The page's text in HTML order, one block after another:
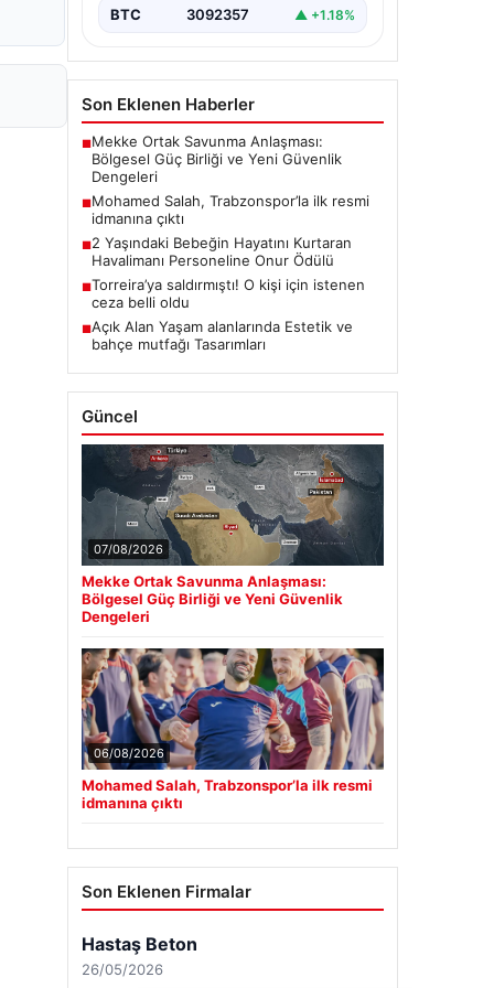
BTC 3092357 ▲ +1.18%
Son Eklenen Haberler
■Mekke Ortak Savunma Anlaşması:
Bölgesel Güç Birliği ve Yeni Güvenlik
Dengeleri
■Mohamed Salah, Trabzonspor’la ilk resmi
idmanına çıktı
■2 Yaşındaki Bebeğin Hayatını Kurtaran
Havalimanı Personeline Onur Ödülü
■Torreira’ya saldırmıştı! O kişi için istenen
ceza belli oldu
■Açık Alan Yaşam alanlarında Estetik ve
bahçe mutfağı Tasarımları
Güncel
07/08/2026
Mekke Ortak Savunma Anlaşması:
Bölgesel Güç Birliği ve Yeni Güvenlik
Dengeleri
06/08/2026
Mohamed Salah, Trabzonspor’la ilk resmi
idmanına çıktı
Son Eklenen Firmalar
Hastaş Beton
26/05/2026